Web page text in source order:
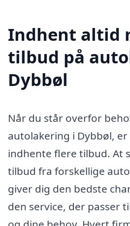
Indhent altid
tilbud på
Dybbøl
Når du står overfor
autolakering i Dybbøl,
indhente flere tilbud. At
tilbud fra forskellige
giver dig den bedste
den service, der passer